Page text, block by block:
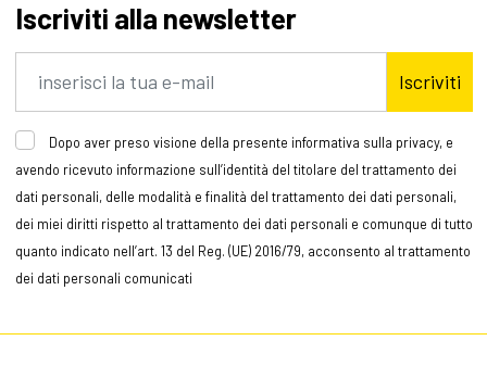
Iscriviti alla newsletter
Iscriviti
Dopo aver preso visione della presente informativa sulla privacy, e
avendo ricevuto informazione sull’identità del titolare del trattamento dei
dati personali, delle modalità e finalità del trattamento dei dati personali,
dei miei diritti rispetto al trattamento dei dati personali e comunque di tutto
quanto indicato nell’art. 13 del Reg. (UE) 2016/79, acconsento al trattamento
dei dati personali comunicati